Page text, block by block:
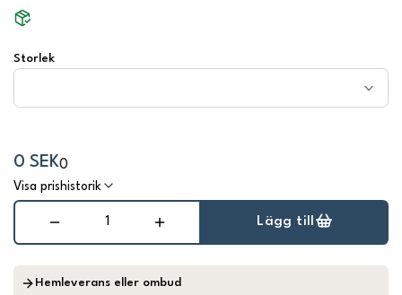
Storlek
0 SEK0
Visa prishistorik
Lägg till
Hemleverans eller ombud